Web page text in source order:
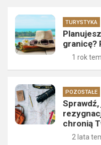
TURYSTYKA
granicę?
1 rok
POZOSTAŁE
chronią
2 lata